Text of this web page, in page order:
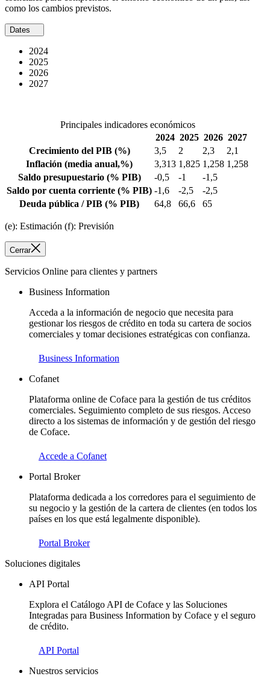
como los cambios previstos.
Dates
2024
2025
2026
2027
Principales indicadores económicos
2024 2025 2026 2027
Crecimiento del PIB (%) 3,5 2 2,3
2,1
Inflación (media anual,%) 3,313 1,825 1,258 1,258
Saldo presupuestario (% PIB) -0,5 -1
-1,5
Saldo por cuenta corriente (% PIB) -1,6 -2,5
-2,5
Deuda pública / PIB (% PIB) 64,8 66,6 65
(e): Estimación (f): Previsión
Cerrar
Servicios Online para clientes y partners
Business Information
Acceda a la información de negocio que necesita para
gestionar los riesgos de crédito en toda su cartera de socios
comerciales y tomar decisiones estratégicas con confianza.
Business Information
Cofanet
Plataforma online de Coface para la gestión de tus créditos
comerciales. Seguimiento completo de sus riesgos. Acceso
directo a los sistemas de información y de gestión del riesgo
de Coface.
Accede a Cofanet
Portal Broker
Plataforma dedicada a los corredores para el seguimiento de
su negocio y la gestión de la cartera de clientes (en todos los
países en los que está legalmente disponible).
Portal Broker
Soluciones digitales
API Portal
Explora el Catálogo API de Coface y las Soluciones
Integradas para Business Information by Coface y el seguro
de crédito.
API Portal
Nuestros servicios